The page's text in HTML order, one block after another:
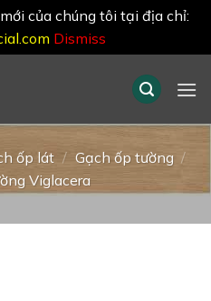
của chúng tôi tại địa chỉ:
Dismiss
ốp lát / Gạch ốp tường /
Viglacera